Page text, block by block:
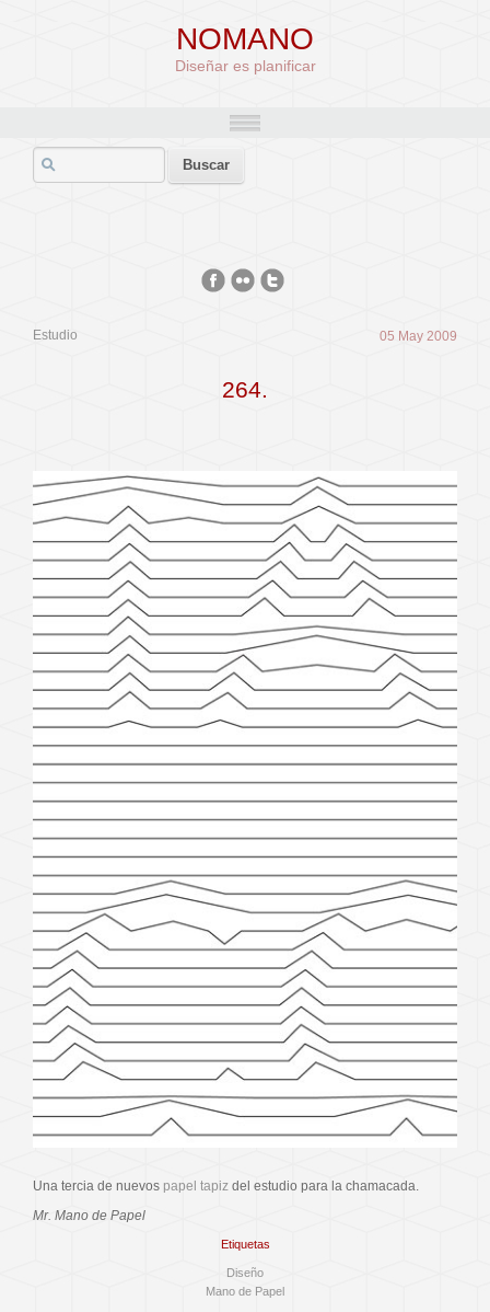
NOMANO
Diseñar es planificar
Estudio 05 May 2009
264.
Una tercia de nuevos papel tapiz del estudio para la chamacada.
Mr. Mano de Papel
Etiquetas
Diseño
Mano de Papel